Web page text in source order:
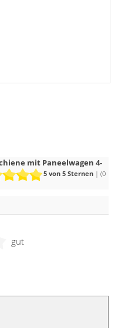
mit Paneelwagen 4-
5 von 5 Sternen | (0
gut